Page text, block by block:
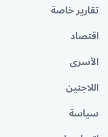
تقارير خاصة
اقتصاد
الأسرى
اللاجئين
سياسة